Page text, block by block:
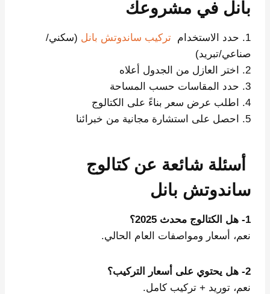
بانل في مشروعك
1. حدد الاستخدام تركيب ساندوتش بانل (سكني/
صناعي/تبريد)
2. اختر العازل من الجدول أعلاه
3. حدد المقاسات حسب المساحة
4. اطلب عرض سعر بناءً على الكتالوج
5. احصل على استشارة مجانية من خبرائنا
أسئلة شائعة عن كتالوج
ساندوتش بانل
1- هل الكتالوج محدث 2025؟
نعم، أسعار ومواصفات العام الحالي.
2- هل يحتوي على أسعار التركيب؟
نعم، توريد + تركيب كامل.